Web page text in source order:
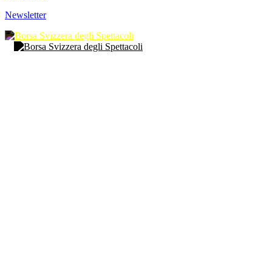
Newsletter